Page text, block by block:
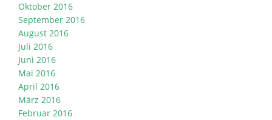
Oktober 2016
September 2016
August 2016
Juli 2016
Juni 2016
Mai 2016
April 2016
März 2016
Februar 2016